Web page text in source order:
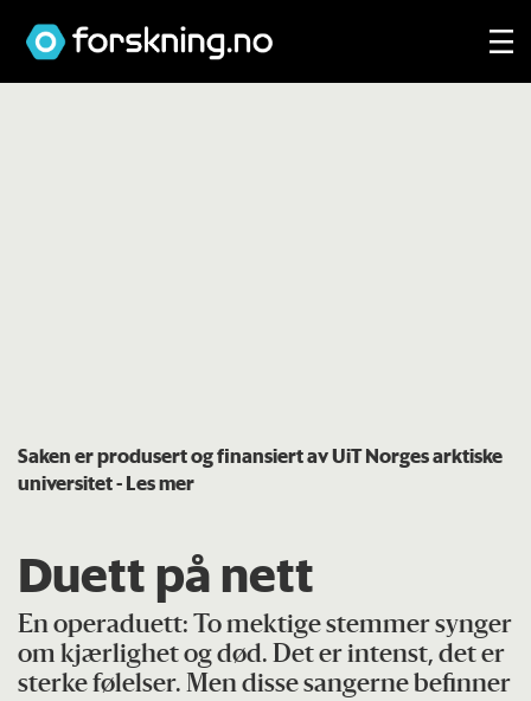
Saken er produsert og finansiert av UiT Norges arktiske
universitet- Les mer
Duett på nett
En operaduett: To mektige stemmer synger
om kjærlighet og død. Det er intenst, det er
sterke følelser. Men disse sangerne befinner